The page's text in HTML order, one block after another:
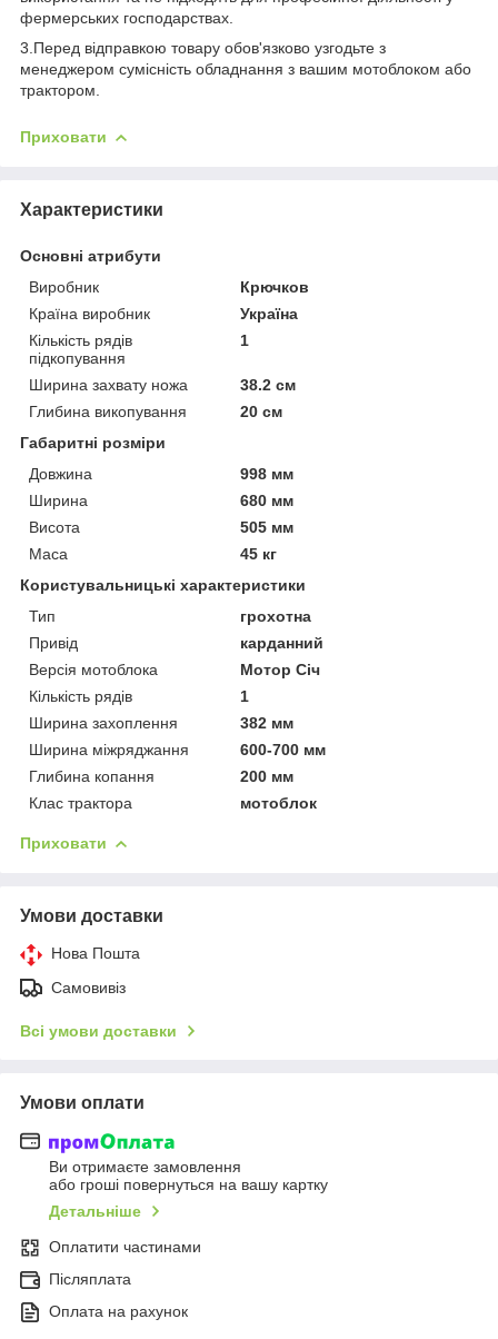
фермерських господарствах.
3.Перед відправкою товару обов'язково узгодьте з
менеджером сумісність обладнання з вашим мотоблоком або
трактором.
Приховати
Характеристики
Основні атрибути
Виробник
Крючков
Країна виробник
Україна
Кількість рядів
підкопування
1
Ширина захвату ножа
38.2 см
Глибина викопування
20 см
Габаритні розміри
Довжина
998 мм
Ширина
680 мм
Висота
505 мм
Маса
45 кг
Користувальницькі характеристики
Тип
грохотна
Привід
карданний
Версія мотоблока
Мотор Січ
Кількість рядів
1
Ширина захоплення
382 мм
Ширина міжряджання
600-700 мм
Глибина копання
200 мм
Клас трактора
мотоблок
Приховати
Умови доставки
Нова Пошта
Самовивіз
Всі умови доставки
Умови оплати
Ви отримаєте замовлення
або гроші повернуться на вашу картку
Детальніше
Оплатити частинами
Післяплата
Оплата на рахунок